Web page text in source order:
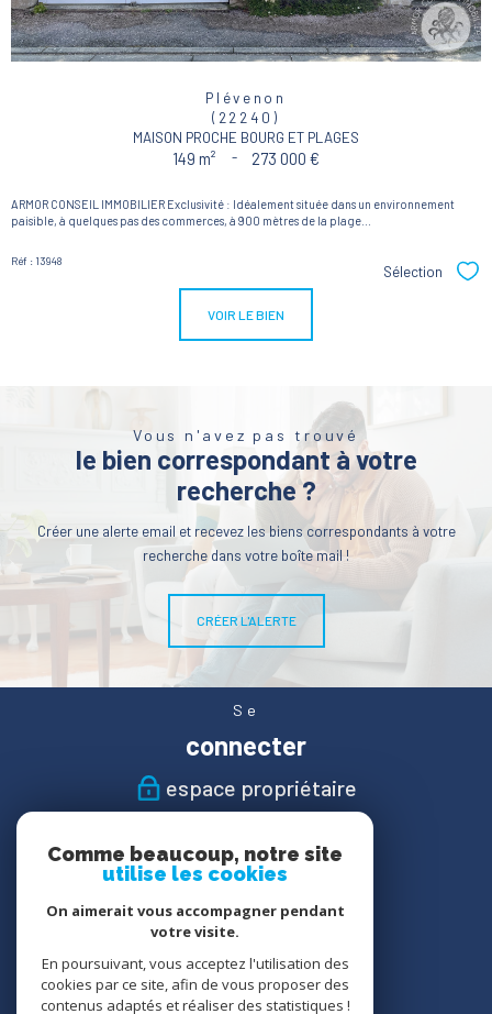
Plévenon
(22240)
MAISON PROCHE BOURG ET PLAGES
149 m² - 273 000 €
ARMOR CONSEIL IMMOBILIER Exclusivité : Idéalement située dans un environnement
paisible, à quelques pas des commerces, à 900 mètres de la plage...
Réf : 13948
Sélection
VOIR LE BIEN
Vous n'avez pas trouvé
le bien correspondant à votre
recherche ?
Créer une alerte email et recevez les biens correspondants à votre
recherche dans votre boîte mail !
CRÉER L'ALERTE
Se
connecter
espace propriétaire
suivre
Nous
adhérons
Comme beaucoup, notre site
utilise les cookies
On aimerait vous accompagner pendant
votre visite.
En poursuivant, vous acceptez l'utilisation des
cookies par ce site, afin de vous proposer des
contenus adaptés et réaliser des statistiques !